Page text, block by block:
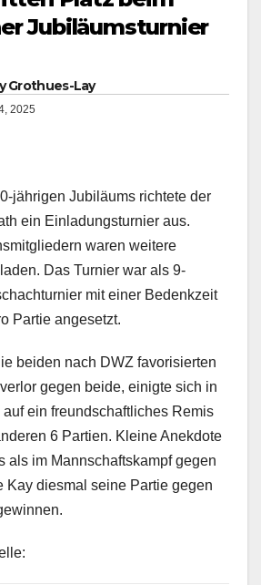
Jubiläumsturnier
Grothues-Lay
2025
jährigen Jubiläums richtete der
ein Einladungsturnier aus.
waren weitere
Das Turnier war als 9-
mit einer Bedenkzeit
Partie angesetzt.
beiden nach DWZ favorisierten
gegen beide, einigte sich in
ein freundschaftliches Remis
6 Partien. Kleine Anekdote
als im Mannschaftskampf gegen
Kay diesmal seine Partie gegen